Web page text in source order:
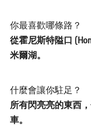
你最喜歡哪條路？
從霍尼斯特隘口
米爾湖。
什麼會讓你駐足？
所有閃亮亮的東西
車。